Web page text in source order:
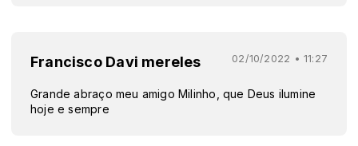
Francisco Davi mereles 02/10/2022 • 11:27
Grande abraço meu amigo Milinho, que Deus ilumine
hoje e sempre